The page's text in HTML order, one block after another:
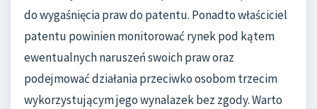
do wygaśnięcia praw do patentu. Ponadto właściciel
patentu powinien monitorować rynek pod kątem
ewentualnych naruszeń swoich praw oraz
podejmować działania przeciwko osobom trzecim
wykorzystującym jego wynalazek bez zgody. Warto